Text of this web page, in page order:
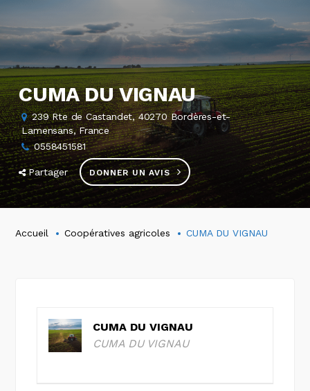
CUMA DU VIGNAU
239 Rte de Castandet, 40270 Bordères-et-
Lamensans, France
0558451581
Partager DONNER UN AVIS
Accueil Coopératives agricoles CUMA DU VIGNAU
CUMA DU VIGNAU
CUMA DU VIGNAU